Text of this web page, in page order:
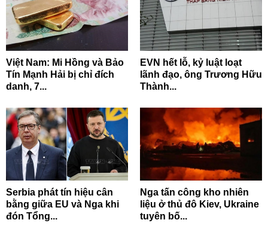
Việt Nam: Mi Hồng và Bảo
Tín Mạnh Hải bị chỉ đích
danh, 7...
EVN hết lỗ, kỷ luật loạt
lãnh đạo, ông Trương Hữu
Thành...
Serbia phát tín hiệu cân
bằng giữa EU và Nga khi
đón Tổng...
Nga tấn công kho nhiên
liệu ở thủ đô Kiev, Ukraine
tuyên bố...